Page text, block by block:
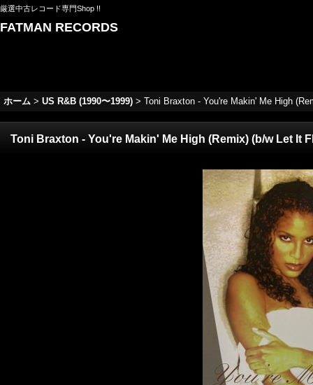
厳選中古レコード専門Shop !!
FATMAN RECORDS
ホーム > US R&B (1990〜1999) > Toni Braxton - You're Makin' Me High
Toni Braxton - You're Makin' Me High (Remix) (b/w Let It